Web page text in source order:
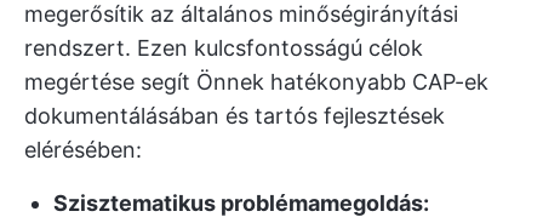
megerősítik az általános minőségirányítási
rendszert. Ezen kulcsfontosságú célok
megértése segít Önnek hatékonyabb CAP-ek
dokumentálásában és tartós fejlesztések
elérésében:
Szisztematikus problémamegoldás: